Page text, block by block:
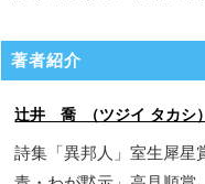
著者紹介
辻井 喬 （ツジイ タカシ）
詩集「異邦人」室生犀星